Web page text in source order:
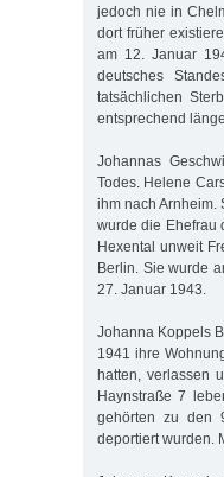
jedoch nie in
dort früher
am 12. Januar
deutsches
tatsächlichen
entsprechend
Johannas
Todes. Helene
ihm nach Arnheim.
wurde die Ehefrau
Hexental unweit
Berlin. Sie wurde
27. Januar 1943.
Johanna Koppels
1941 ihre
hatten, verlassen
Haynstraße 7
gehörten zu den
deportiert wurden.